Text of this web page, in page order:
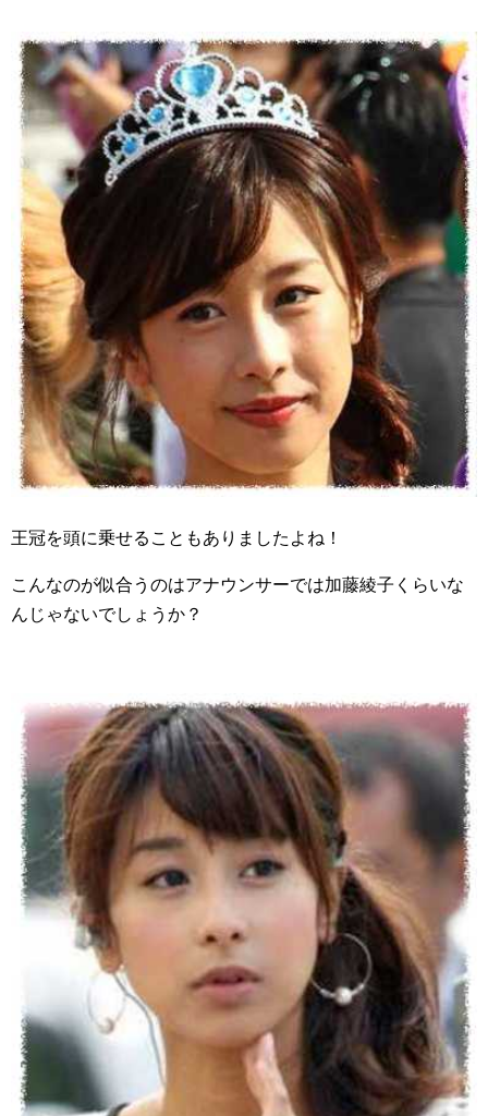
王冠を頭に乗せることもありましたよね！
こんなのが似合うのはアナウンサーでは加藤綾子くらいな
んじゃないでしょうか？